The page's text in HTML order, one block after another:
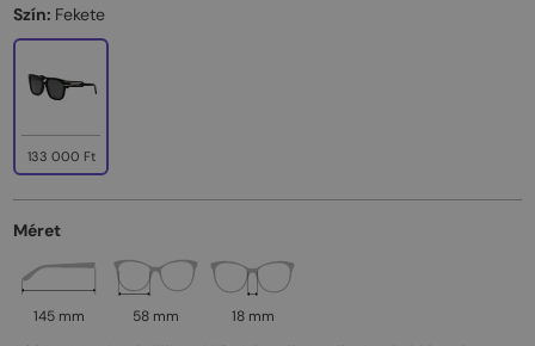
Szín: Fekete
133 000 Ft
Méret
145 mm 58 mm 18 mm